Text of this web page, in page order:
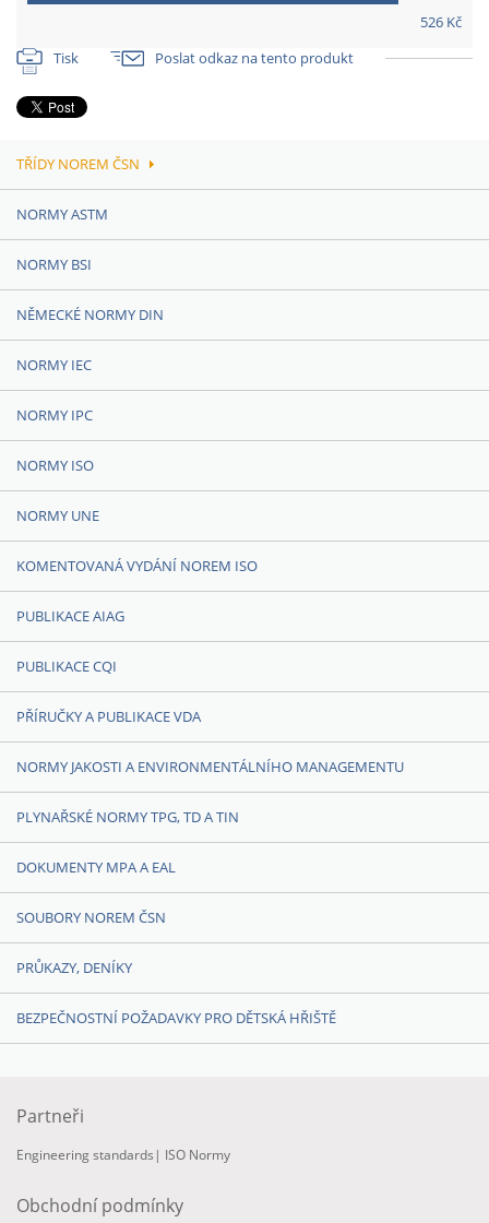
526 Kč
Tisk Poslat odkaz na tento produkt
TŘÍDY NOREM ČSN
NORMY ASTM
NORMY BSI
NĚMECKÉ NORMY DIN
NORMY IEC
NORMY IPC
NORMY ISO
NORMY UNE
KOMENTOVANÁ VYDÁNÍ NOREM ISO
PUBLIKACE AIAG
PUBLIKACE CQI
PŘÍRUČKY A PUBLIKACE VDA
NORMY JAKOSTI A ENVIRONMENTÁLNÍHO MANAGEMENTU
PLYNAŘSKÉ NORMY TPG, TD A TIN
DOKUMENTY MPA A EAL
SOUBORY NOREM ČSN
PRŮKAZY, DENÍKY
BEZPEČNOSTNÍ POŽADAVKY PRO DĚTSKÁ HŘIŠTĚ
Partneři
Engineering standards | ISO Normy
Obchodní podmínky